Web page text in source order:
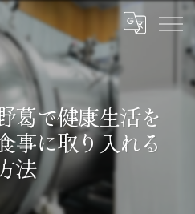
葛で健康生活を
事に取り入れる
法